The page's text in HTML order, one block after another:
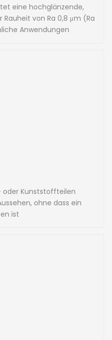
eine hochglänzende,
von Ra 0,8 μm (Ra
Anwendungen
Kunststoffteilen
ohne dass ein
ist